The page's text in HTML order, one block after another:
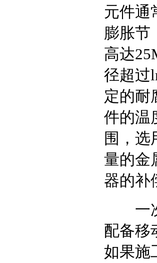
元件通
膨胀节
高达
径超过
定的耐
件的温
围，选
量的金
器的补
一次
配备移
如果施